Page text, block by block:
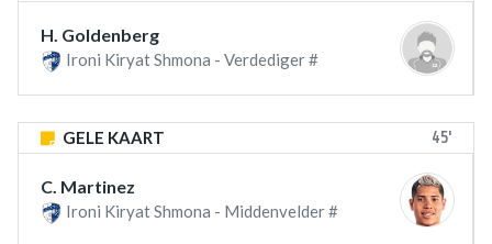
H. Goldenberg
Ironi Kiryat Shmona - Verdediger #
GELE KAART 45'
C. Martinez
Ironi Kiryat Shmona - Middenvelder #